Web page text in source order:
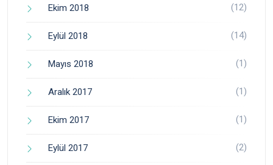
Ekim 2018 (12)
Eylül 2018 (14)
Mayıs 2018 (1)
Aralık 2017 (1)
Ekim 2017 (1)
Eylül 2017 (2)